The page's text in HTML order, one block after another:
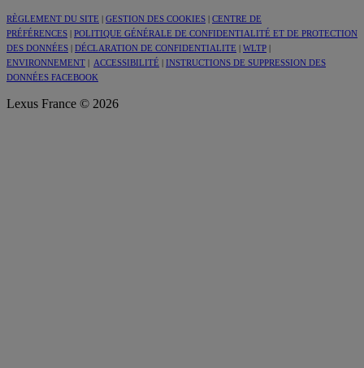
RÈGLEMENT DU SITE GESTION DES COOKIES
CENTRE DE
PRÉFÉRENCES
POLITIQUE GÉNÉRALE DE CONFIDENTIALITÉ ET DE PROTECTION
DES DONNÉES
DÉCLARATION DE CONFIDENTIALITE WLTP
ENVIRONNEMENT
ACCESSIBILITÉ
INSTRUCTIONS DE SUPPRESSION DES
DONNÉES FACEBOOK
Lexus France © 2026